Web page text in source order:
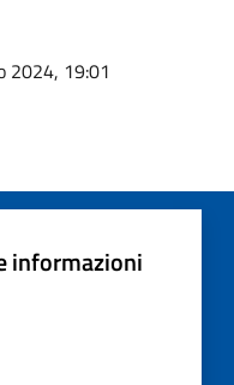
2024, 19:01
informazioni